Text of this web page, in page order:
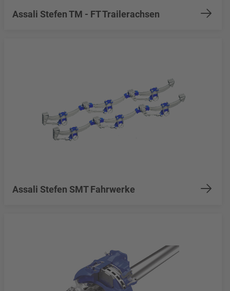
Assali Stefen TM - FT Trailerachsen
Assali Stefen SMT Fahrwerke